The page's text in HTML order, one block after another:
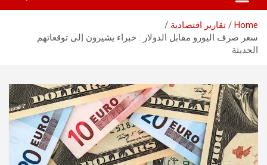
Home
تقارير اقتصادية
سعر صرف اليورو مقابل الدولار : خبراء يشيرون إلى توقعاتهم
الحديثة